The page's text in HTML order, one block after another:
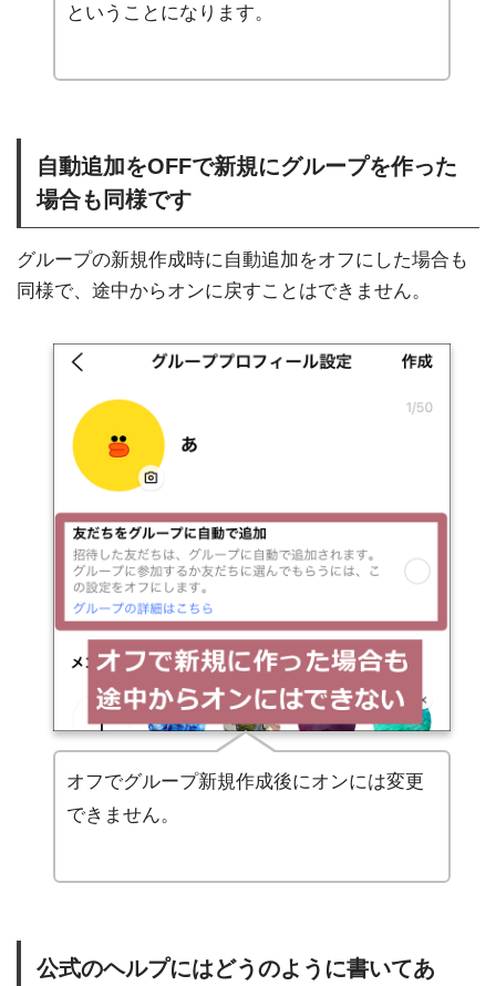
ということになります。
自動追加をOFFで新規にグループを作った
場合も同様です
グループの新規作成時に自動追加をオフにした場合も
同様で、途中からオンに戻すことはできません。
オフでグループ新規作成後にオンには変更
できません。
公式のヘルプにはどうのように書いてあ